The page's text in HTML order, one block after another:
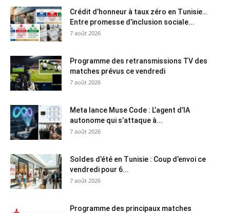
Crédit d’honneur à taux zéro en Tunisie…
Entre promesse d’inclusion sociale...
7 août 2026
Programme des retransmissions TV des
matches prévus ce vendredi
7 août 2026
Meta lance Muse Code : L’agent d’IA
autonome qui s’attaque à...
7 août 2026
Soldes d’été en Tunisie : Coup d’envoi ce
vendredi pour 6...
7 août 2026
Programme des principaux matches